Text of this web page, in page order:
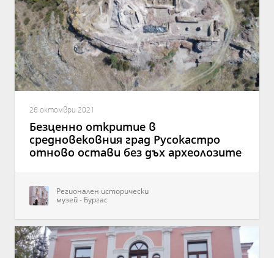
26 октомври 2021
Безценно откритие в
средновековния град Русокастро
отново остави без дъх археолозите
Регионален исторически
музей - Бургас